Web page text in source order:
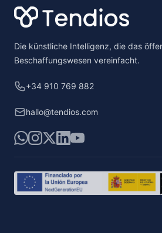
Die künstliche Intelligenz, die das
Beschaffungswesen vereinfacht.
+34 910 769 882
hallo@tendios.com
WhatsApp
Instagram
X LinkedIn
YouTube